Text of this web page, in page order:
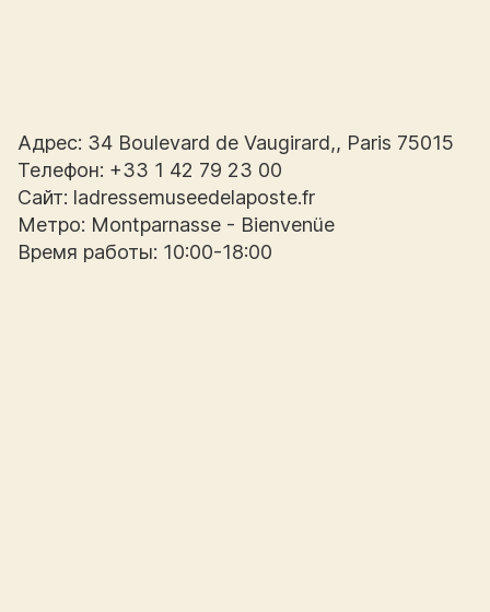
Адрес: 34 Boulevard de Vaugirard,, Paris 75015
Телефон: +33 1 42 79 23 00
Сайт: ladressemuseedelaposte.fr
Метро: Montparnasse - Bienvenüe
Время работы: 10:00-18:00